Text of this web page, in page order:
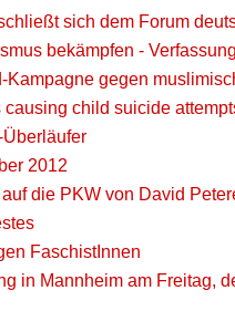
sich dem Forum
bekämpfen -
Kampagne gegen
child suicide
2012
die PKW von David
FaschistInnen
in Mannheim am Freitag,